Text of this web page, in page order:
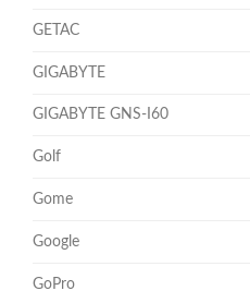
GETAC
GIGABYTE
GIGABYTE GNS-I60
Golf
Gome
Google
GoPro